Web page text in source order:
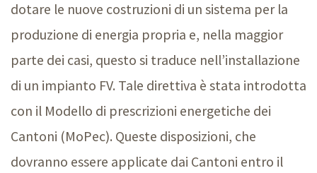
dotare le nuove costruzioni di un sistema per la
produzione di energia propria e, nella maggior
parte dei casi, questo si traduce nell’installazione
di un impianto FV. Tale direttiva è stata introdotta
con il Modello di prescrizioni energetiche dei
Cantoni (MoPec). Queste disposizioni, che
dovranno essere applicate dai Cantoni entro il